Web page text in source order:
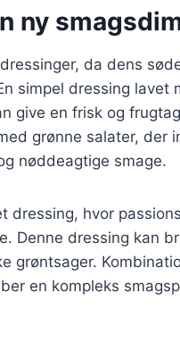
ny
da dens
simpel dressing lavet
give en frisk og
grønne salater, der
nøddeagtige smage.
dressing, hvor
Denne dressing kan
grøntsager.
en kompleks